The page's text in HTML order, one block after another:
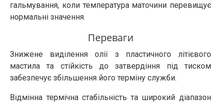
гальмування, коли температура маточини перевищує
нормальні значення.
Переваги
Знижене виділення олії з пластичного літієвого
мастила та стійкість до затвердіння під тиском
забезпечує збільшення його терміну служби.
Відмінна термічна стабільність та широкий діапазон